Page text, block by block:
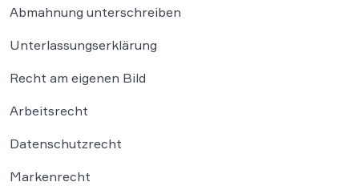
Abmahnung unterschreiben
Unterlassungserklärung
Recht am eigenen Bild
Arbeitsrecht
Datenschutzrecht
Markenrecht